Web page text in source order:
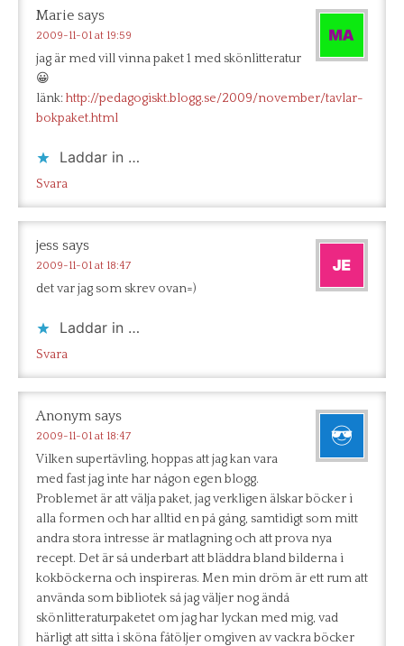
Marie says
2009-11-01 at 19:59
jag är med vill vinna paket 1 med skönlitteratur
😀
länk:http://pedagogiskt.blogg.se/2009/november/tavlar-
bokpaket.html
Laddar in …
Svara
jess says
2009-11-01 at 18:47
det var jag som skrev ovan=)
Laddar in …
Svara
Anonym says
2009-11-01 at 18:47
Vilken supertävling, hoppas att jag kan vara
med fast jag inte har någon egen blogg.
Problemet är att välja paket, jag verkligen älskar böcker i
alla formen och har alltid en på gång, samtidigt som mitt
andra stora intresse är matlagning och att prova nya
recept. Det är så underbart att bläddra bland bilderna i
kokböckerna och inspireras. Men min dröm är ett rum att
använda som bibliotek så jag väljer nog ändå
skönlitteraturpaketet om jag har lyckan med mig, vad
härligt att sitta i sköna fåtöljer omgiven av vackra böcker